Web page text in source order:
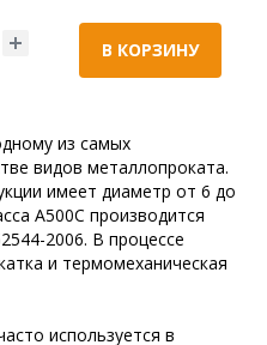
В КОРЗИНУ
из самых
видов металлопроката.
имеет диаметр от 6 до
А500С производится
2006. В процессе
и термомеханическая
используется в